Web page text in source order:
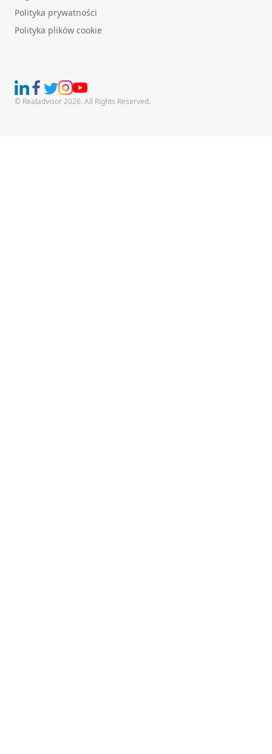
Polityka prywatności
Polityka plików cookie
© Realadvisor 2026. All Rights Reserved.